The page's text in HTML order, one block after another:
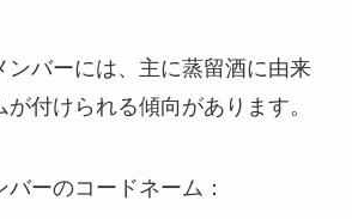
ンバーには、主に蒸留酒に由来
付けられる傾向があります。
ーのコードネーム：